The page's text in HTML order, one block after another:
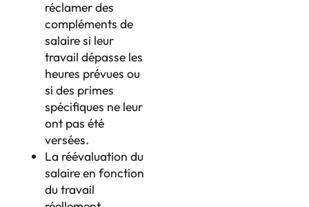
réclamer des
compléments de
salaire si leur
travail dépasse les
heures prévues ou
si des primes
spécifiques ne leur
ont pas été
versées.
La réévaluation du
salaire en fonction
du travail